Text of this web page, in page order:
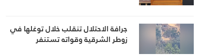
جرافة الاحتلال تنقلب خلال توغلها في
زوطر الشرقية وقواته تستنفر